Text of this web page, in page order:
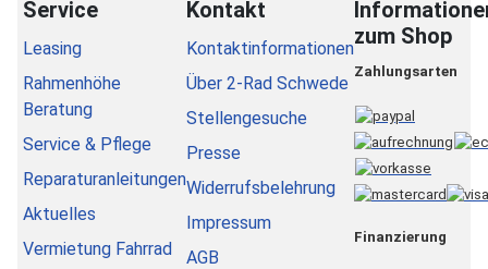
Service
Leasing
Rahmenhöhe
Beratung
Service & Pflege
Reparaturanleitungen
Aktuelles
Vermietung Fahrrad
Kontakt
Kontaktinformationen
Über 2-Rad Schwede
Stellengesuche
Presse
Widerrufsbelehrung
Impressum
AGB
zum Shop
Zahlungsarten
Finanzierung